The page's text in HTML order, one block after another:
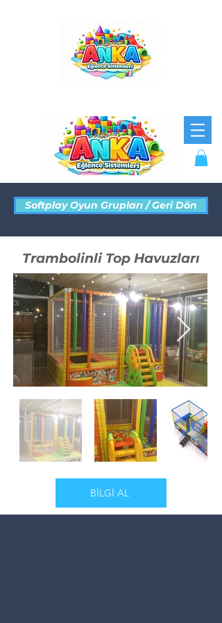
Softplay Oyun Grupları / Geri Dön
Trambolinli Top Havuzları
BİLGİ AL